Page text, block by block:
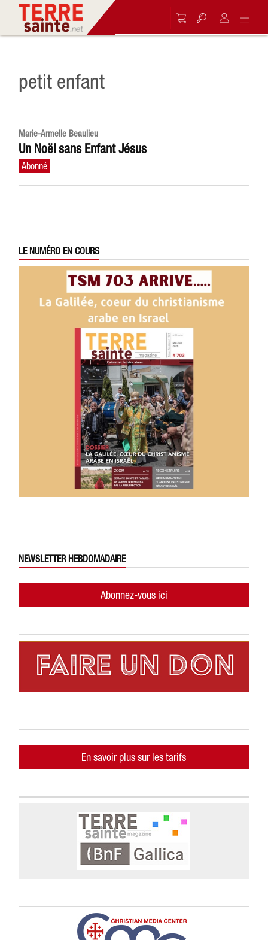
petit enfant
Marie-Armelle Beaulieu
Un Noël sans Enfant Jésus
LE NUMÉRO EN COURS
NEWSLETTER HEBDOMADAIRE
Abonnez-vous ici
En savoir plus sur les tarifs